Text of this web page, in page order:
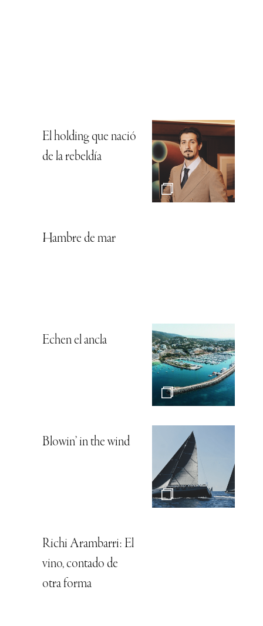
El holding que nació
de la rebeldía
Hambre de mar
Echen el ancla
Blowin’ in the wind
Richi Arambarri: El
vino, contado de
otra forma